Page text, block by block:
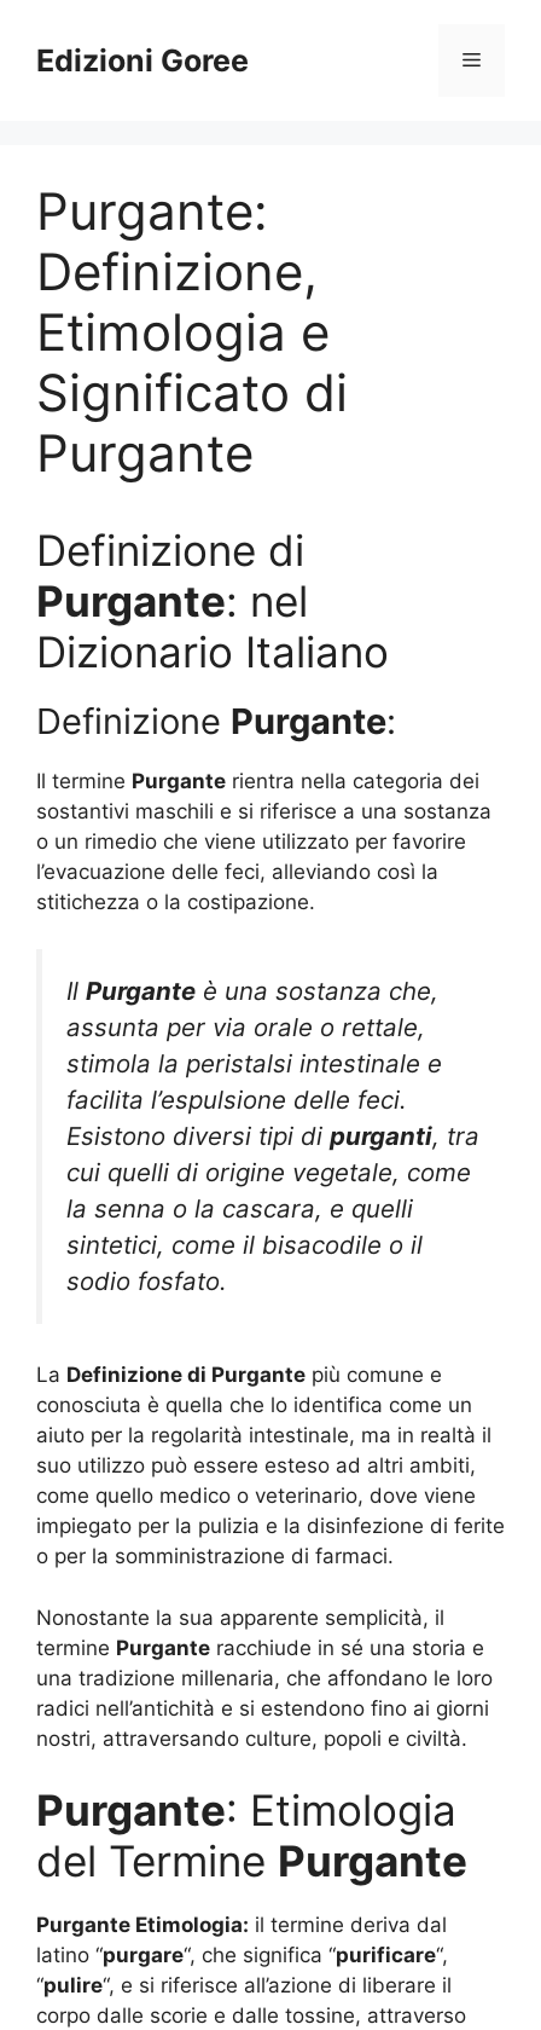
contenuto
Edizioni Goree Menu
Purgante:
Definizione,
Etimologia e
Significato di
Purgante
Definizione di
Purgante: nel
Dizionario Italiano
Definizione Purgante:
Il termine Purgante rientra nella categoria dei
sostantivi maschili e si riferisce a una sostanza
o un rimedio che viene utilizzato per favorire
l’evacuazione delle feci, alleviando così la
stitichezza o la costipazione.
Il Purgante è una sostanza che,
assunta per via orale o rettale,
stimola la peristalsi intestinale e
facilita l’espulsione delle feci.
Esistono diversi tipi di purganti, tra
cui quelli di origine vegetale, come
la senna o la cascara, e quelli
sintetici, come il bisacodile o il
sodio fosfato.
La Definizione di Purgante più comune e
conosciuta è quella che lo identifica come un
aiuto per la regolarità intestinale, ma in realtà il
suo utilizzo può essere esteso ad altri ambiti,
come quello medico o veterinario, dove viene
impiegato per la pulizia e la disinfezione di ferite
o per la somministrazione di farmaci.
Nonostante la sua apparente semplicità, il
termine Purgante racchiude in sé una storia e
una tradizione millenaria, che affondano le loro
radici nell’antichità e si estendono fino ai giorni
nostri, attraversando culture, popoli e civiltà.
Purgante: Etimologia
del Termine Purgante
Purgante Etimologia: il termine deriva dal
latino “purgare“, che significa “purificare“,
“pulire“, e si riferisce all’azione di liberare il
corpo dalle scorie e dalle tossine, attraverso